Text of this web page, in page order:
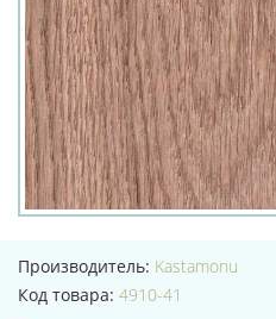
Производитель: Kastamonu
Код товара: 4910-41